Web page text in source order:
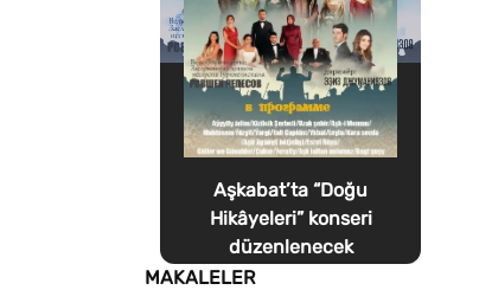
Aşkabat’ta “Doğu
Hikâyeleri” konseri
düzenlenecek
MAKALELER